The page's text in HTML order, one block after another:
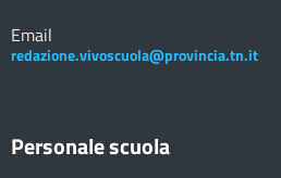
Email
redazione.vivoscuola@provincia.tn.it
Personale scuola